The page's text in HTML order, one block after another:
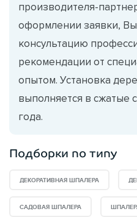
производителя-
оформлении заявки, Вы
консультацию
рекомендации от
опытом. Установка
выполняется в сжатые
года.
Подборки по типу
ДЕКОРАТИВНАЯ ШПАЛЕРА
САДОВАЯ ШПАЛЕРА